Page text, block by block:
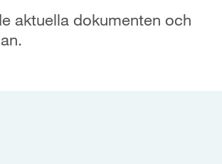
aktuella dokumenten och